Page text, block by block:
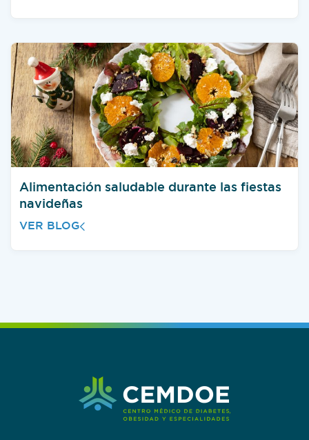
Alimentación saludable durante las fiestas
navideñas
VER BLOG